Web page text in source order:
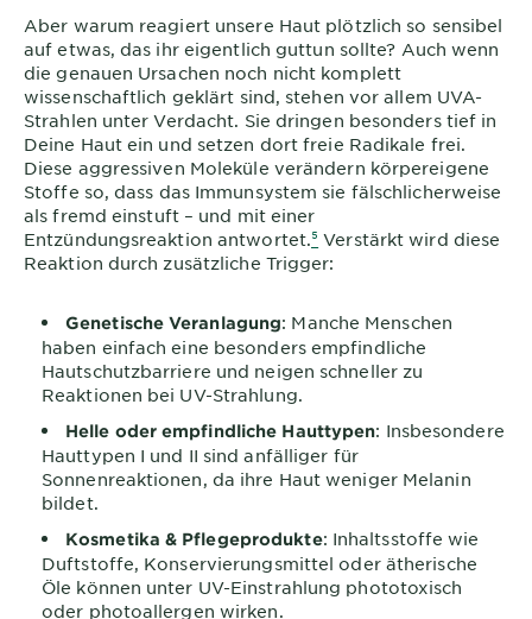
Aber warum reagiert unsere Haut plötzlich so sensibel
auf etwas, das ihr eigentlich guttun sollte? Auch wenn
die genauen Ursachen noch nicht komplett
wissenschaftlich geklärt sind, stehen vor allem UVA-
Strahlen unter Verdacht. Sie dringen besonders tief in
Deine Haut ein und setzen dort freie Radikale frei.
Diese aggressiven Moleküle verändern körpereigene
Stoffe so, dass das Immunsystem sie fälschlicherweise
als fremd einstuft – und mit einer
Entzündungsreaktion antwortet.⁵ Verstärkt wird diese
Reaktion durch zusätzliche Trigger:
Genetische Veranlagung: Manche Menschen
haben einfach eine besonders empfindliche
Hautschutzbarriere und neigen schneller zu
Reaktionen bei UV-Strahlung.
Helle oder empfindliche Hauttypen: Insbesondere
Hauttypen I und II sind anfälliger für
Sonnenreaktionen, da ihre Haut weniger Melanin
bildet.
Kosmetika & Pflegeprodukte: Inhaltsstoffe wie
Duftstoffe, Konservierungsmittel oder ätherische
Öle können unter UV-Einstrahlung phototoxisch
oder photoallergen wirken.